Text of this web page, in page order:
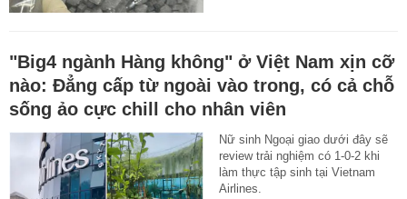
"Big4 ngành Hàng không" ở Việt Nam xịn cỡ
nào: Đẳng cấp từ ngoài vào trong, có cả chỗ
sống ảo cực chill cho nhân viên
Nữ sinh Ngoại giao dưới đây sẽ
review trải nghiệm có 1-0-2 khi
làm thực tập sinh tại Vietnam
Airlines.